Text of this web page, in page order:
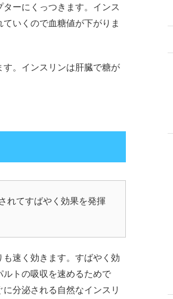
ーにくっつきます。インス
いくので血糖値が下がりま
。インスリンは肝臓で糖が
れてすばやく効果を発揮
速く効きます。すばやく効
トの吸収を速めるためで
分泌される自然なインスリ